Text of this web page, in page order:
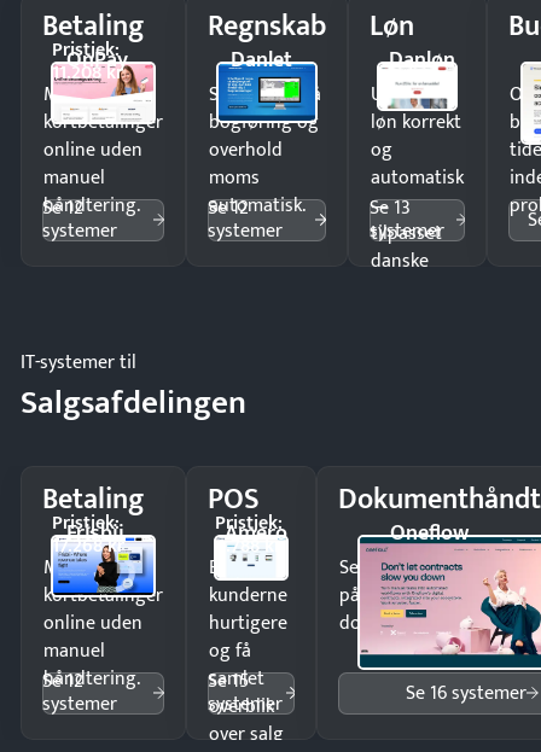
Betaling
OnPay
Pristjek:
11.208 kr
Modtag
kortbetalinger
online uden
manuel
håndtering.
Se 12
systemer
Regnskab
Danlet
Spar timer på
bogføring og
overhold
moms
automatisk.
Se 12
systemer
Løn
Danløn
Udbetal
løn korrekt
og
automatisk
—
tilpasset
danske
Se 13
systemer
IT-systemer til
Salgsafdelingen
Betaling
Frisbii
Pristjek:
17.268 kr
Modtag
kortbetalinger
online uden
manuel
håndtering.
Se 12
systemer
POS
Amero
Pristjek:
4.788 kr
Ekspedér
kunderne
hurtigere
og få
samlet
overblik
over salg
Se 15
systemer
Oneflow
Send kontrakter til
på minutter og mist
dokumenter.
Se 16 systemer